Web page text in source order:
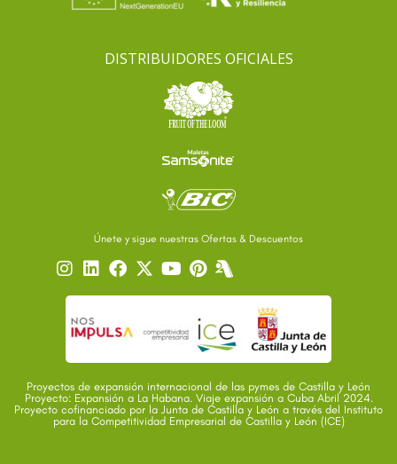
DISTRIBUIDORES OFICIALES
Únete y sigue nuestras Ofertas & Descuentos
Proyectos de expansión internacional de las pymes de Castilla y León
Proyecto: Expansión a La Habana. Viaje expansión a Cuba Abril 2024.
Proyecto cofinanciado por la Junta de Castilla y León a través del Instituto
para la Competitividad Empresarial de Castilla y León (ICE)